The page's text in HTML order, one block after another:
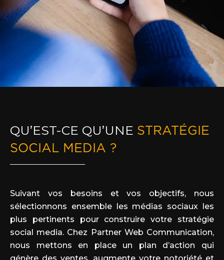
QU’EST-CE QU’UNE STRATÉGIE
SOCIAL MEDIA ?
Suivant vos besoins et vos objectifs, nous
sélectionnons ensemble les médias sociaux les
plus pertinents pour construire votre stratégie
social media. Chez Partner Web Communication,
nous mettons en place un plan d’action qui
génère des ventes, augmente votre notoriété et